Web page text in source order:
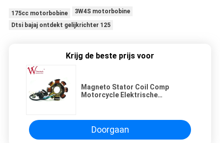
175cc motorbobine
3W4S motorbobine
Dtsi bajaj ontdekt gelijkrichter 125
Krijg de beste prijs voor
Magneto Stator Coil Comp
Motorcycle Elektrische
Doorgaan